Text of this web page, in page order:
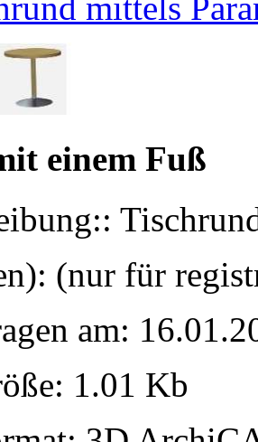
einem Fuß
(nur für
am:
1.01 Kb